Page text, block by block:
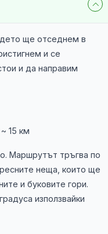
ще отседнем в
и се
и да направим
15 км
Маршрутът тръгва по
неща, които ще
и буковите гори.
използвайки